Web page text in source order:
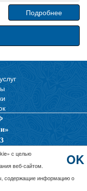
Подробнее
OK
с целью
веб-сайтом.
содержащие информацию о